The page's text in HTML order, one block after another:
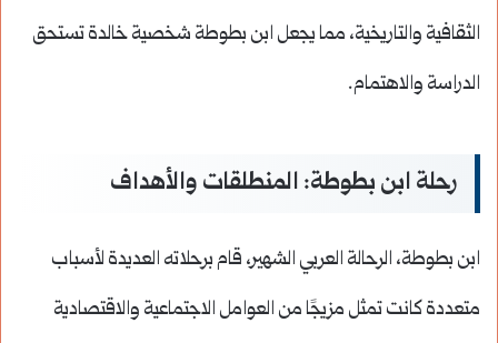
الثقافية والتاريخية، مما يجعل ابن بطوطة شخصية خالدة تستحق
الدراسة والاهتمام.
رحلة ابن بطوطة: المنطلقات والأهداف
ابن بطوطة، الرحالة العربي الشهير، قام برحلاته العديدة لأسباب
متعددة كانت تمثل مزيجًا من العوامل الاجتماعية والاقتصادية